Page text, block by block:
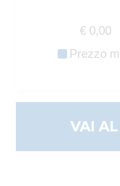
Prezzo
€ 0,00
VAI